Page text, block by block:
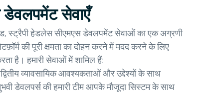
सेवाएँ
स्ट्रैपी हेडलेस सीएमएस डेवलपमेंट सेवाओं का एक अग्रणी
की पूरी क्षमता का दोहन करने में मदद करने के लिए
है। हमारी सेवाओं में शामिल हैं:
व्यावसायिक आवश्यकताओं और उद्देश्यों के साथ
डेवलपर्स की हमारी टीम आपके मौजूदा सिस्टम के साथ